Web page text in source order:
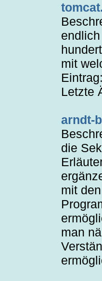
mit
Letzte
arndt-
die
mit
man